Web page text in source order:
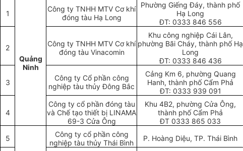
1
Quảng
Ninh
Công ty TNHH MTV Cơ khí
đóng tàu Hạ Long
Phường Giếng Đáy, thành phố
Hạ Long
ĐT: 0333 846 556
2
Công ty TNHH MTV Cơ khí
đóng tàu Vinacomin
Khu công nghiệp Cái Lân,
phường Bãi Cháy, thành phố Hạ
Long
ĐT: 0333 846 436
3
Công ty Cổ phần công
nghiệp tàu thủy Đông Bắc
Cảng Km 6, phường Quang
Hanh, thành phố Cẩm Phả
ĐT: 0333 939 091
4
Công ty cổ phần đóng tàu
và Chế tạo thiết bị LINAMA
69-3 Cửa Ông
Khu 4B2, phường Cửa Ông,
thành phố Cẩm Phả
ĐT 0333 865 033
5
Công ty cổ phần công
nghiệp tàu thủy Thái Bình
P. Hoàng Diệu, TP. Thái Bình